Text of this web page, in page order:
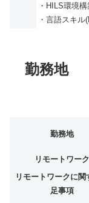
・HILS環境
・言語スキ
勤務地
勤務地
リモートワーク
リモートワークに関
足事項